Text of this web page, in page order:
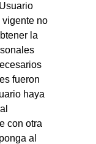
no
la
fueron
haya
con otra
al